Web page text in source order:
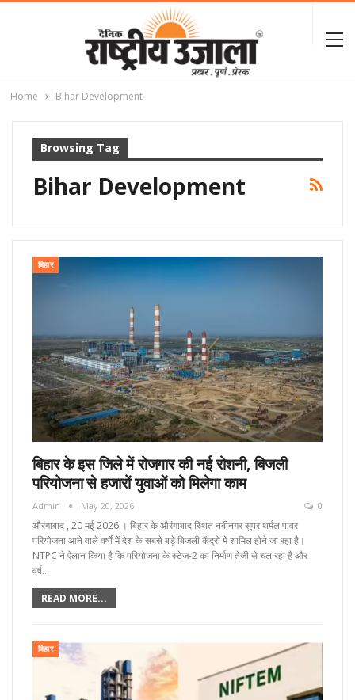
Home Bihar Development
Browsing Tag
Bihar Development
बिहार
बिहार के इस जिले में रोजगार की नई रोशनी, बिजली
परियोजना से हजारों युवाओं को मिलेगा काम
Admin May 20, 2026 0
औरंगाबाद , 20 मई 2026 । बिहार के औरंगाबाद स्थित नबीनगर सुपर थर्मल पावर
परियोजना आने वाले वर्षों में देश के सबसे बड़े बिजली केंद्रों में शामिल होने जा रहा है।
NTPC ने ऐलान किया है कि परियोजना के स्टेज-2 का निर्माण तेजी से चल रहा है और
वर्ष…
READ MORE...
बिहार